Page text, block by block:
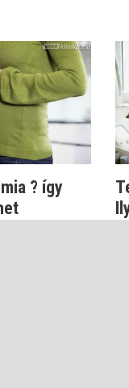
? így